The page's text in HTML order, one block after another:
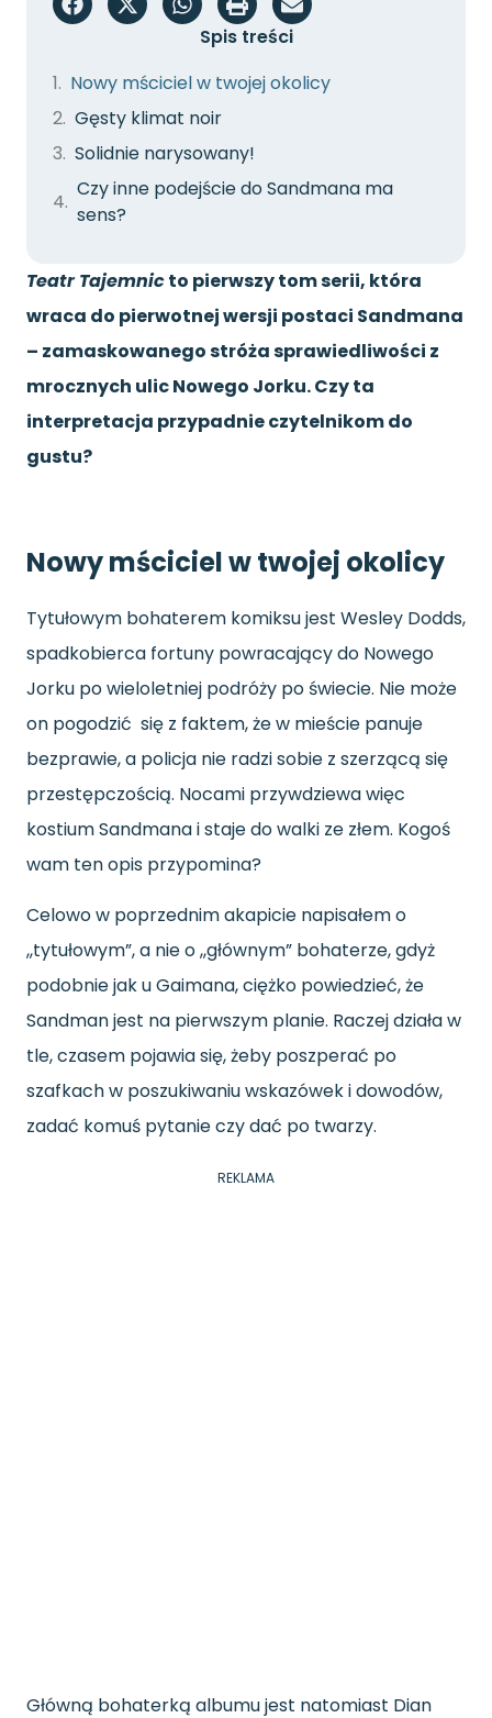
Spis treści
Nowy mściciel w twojej okolicy
Gęsty klimat noir
Solidnie narysowany!
Czy inne podejście do Sandmana ma
sens?
Teatr Tajemnicto pierwszy tom serii, która
wraca do pierwotnej wersji postaci Sandmana
– zamaskowanego stróża sprawiedliwości z
mrocznych ulic Nowego Jorku. Czy ta
interpretacja przypadnie czytelnikom do
gustu?
Nowy mściciel w twojej okolicy
Tytułowym bohaterem komiksu jest Wesley Dodds,
spadkobierca fortuny powracający do Nowego
Jorku po wieloletniej podróży po świecie. Nie może
on pogodzić się z faktem, że w mieście panuje
bezprawie, a policja nie radzi sobie z szerzącą się
przestępczością. Nocami przywdziewa więc
kostium Sandmana i staje do walki ze złem. Kogoś
wam ten opis przypomina?
Celowo w poprzednim akapicie napisałem o
,,tytułowym”, a nie o ,,głównym” bohaterze, gdyż
podobnie jak u Gaimana, ciężko powiedzieć, że
Sandman jest na pierwszym planie. Raczej działa w
tle, czasem pojawia się, żeby poszperać po
szafkach w poszukiwaniu wskazówek i dowodów,
zadać komuś pytanie czy dać po twarzy.
REKLAMA
Główną bohaterką albumu jest natomiast Dian